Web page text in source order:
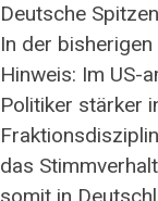
Deutsche
In der
Hinweis: Im US-
Politiker stärker
das